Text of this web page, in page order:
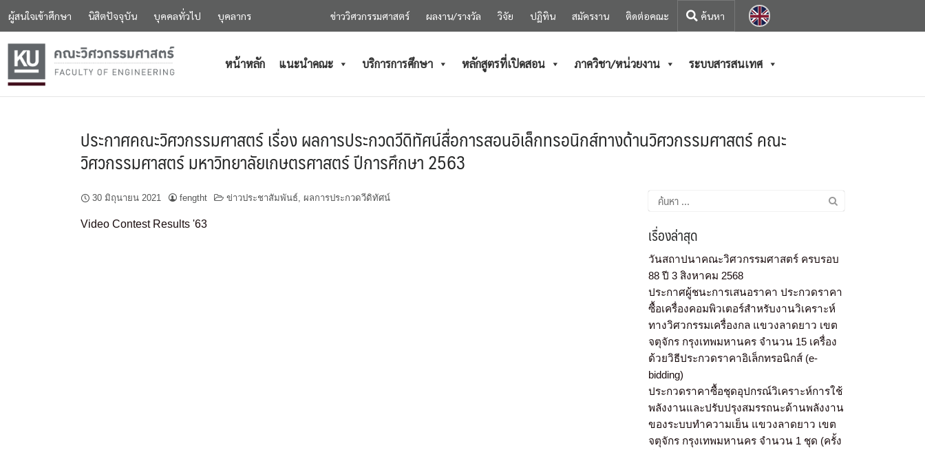
ผู้สนใจเข้าศึกษา นิสิตปัจจุบัน บุคคลทั่วไป บุคลากร ข่าววิศวกรรมศาสตร์ ผลงาน/รางวัล วิจัย ปฏิทิน สมัครงาน ติดต่อคณะ
หน้าหลัก แนะนำคณะ บริการการศึกษา หลักสูตรที่เปิดสอน ภาควิชา/หน่วยงาน ระบบสารสนเทศ
ประกาศคณะวิศวกรรมศาสตร์ เรื่อง ผลการประกวดวีดิทัศน์สื่อการสอนอิเล็กทรอนิกส์ทางด้านวิศวกรรมศาสตร์ คณะ
วิศวกรรมศาสตร์ มหาวิทยาลัยเกษตรศาสตร์ ปีการศึกษา 2563
30 มิถุนายน 2021 fengtht ข่าวประชาสัมพันธ์ ผลการประกวดวีดิทัศน์
Video Contest Results '63 เรื่องล่าสุด
วันสถาปนาคณะวิศวกรรมศาสตร์ ครบรอบ
88 ปี 3 สิงหาคม 2568
ประกาศผู้ชนะการเสนอราคา ประกวดราคา
ซื้อเครื่องคอมพิวเตอร์สำหรับงานวิเคราะห์
ทางวิศวกรรมเครื่องกล แขวงลาดยาว เขต
จตุจักร กรุงเทพมหานคร จำนวน 15 เครื่อง
ด้วยวิธีประกวดราคาอิเล็กทรอนิกส์ (e-
bidding)
ประกวดราคาซื้อชุดอุปกรณ์วิเคราะห์การใช้
พลังงานและปรับปรุงสมรรถนะด้านพลังงาน
ของระบบทำความเย็น แขวงลาดยาว เขต
จตุจักร กรุงเทพมหานคร จำนวน 1 ชุด (ครั้ง